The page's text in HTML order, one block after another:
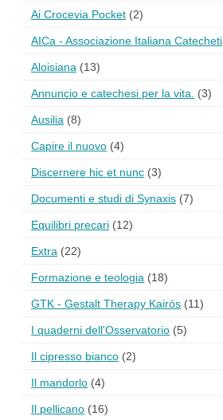
Ai Crocevia Pocket (2)
AICa - Associazione Italiana Catecheti
Aloisiana (13)
Annuncio e catechesi per la vita. (3)
Ausilia (8)
Capire il nuovo (4)
Discernere hic et nunc (3)
Documenti e studi di Synaxis (7)
Equilibri precari (12)
Extra (22)
Formazione e teologia (18)
GTK - Gestalt Therapy Kairós (11)
I quaderni dell'Osservatorio (5)
Il cipresso bianco (2)
Il mandorlo (4)
Il pellicano (16)